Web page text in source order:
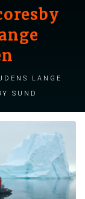
lange
Sund